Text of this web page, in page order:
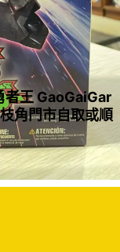
王 GaoGaiGar
角門市自取或順